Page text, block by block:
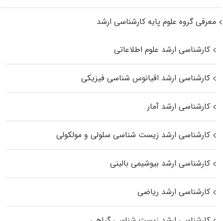
معرفی گروه علوم پایه کارشناسی ارشد
کارشناسی ارشد علوم اطلاعاتی
کارشناسی ارشد اقیانوس‌ شناسی فیزیکی
کارشناسی ارشد آمار
کارشناسی ارشد زیست شناسی سلولی و مولکولی
کارشناسی ارشد بیوشیمی بالینی
کارشناسی ارشد ریاضی